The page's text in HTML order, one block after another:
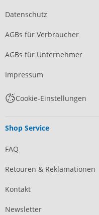
Datenschutz
AGBs für Verbraucher
AGBs für Unternehmer
Impressum
Cookie-Einstellungen
Shop Service
FAQ
Retouren & Reklamationen
Kontakt
Newsletter